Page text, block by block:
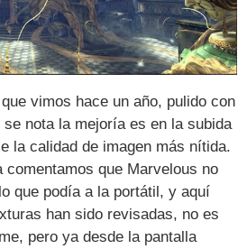
vimos hace un año, pulido con
nota la mejoría es en la subida
la calidad de imagen más nítida.
comentamos que Marvelous no
que podía a la portátil, y aquí
han sido revisadas, no es
pero ya desde la pantalla